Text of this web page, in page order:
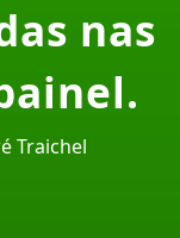
nas
Traichel